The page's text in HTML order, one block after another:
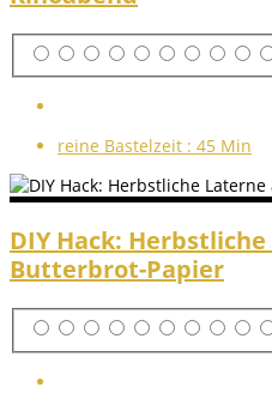
reine Bastelzeit : 45 Min
DIY Hack:
Butterbrot-Papier